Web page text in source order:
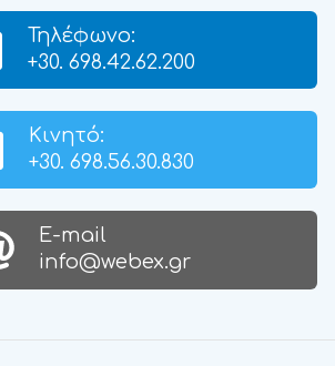
Τηλέφωνο:
+30. 698.42.62.200
Κινητό:
+30. 698.56.30.830
Ε-mail
info@webex.gr